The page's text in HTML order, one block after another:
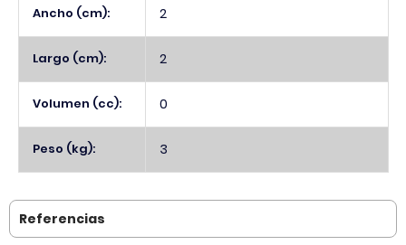
Ancho (cm): 2
Largo (cm): 2
Volumen (cc): 0
Peso (kg): 3
Referencias